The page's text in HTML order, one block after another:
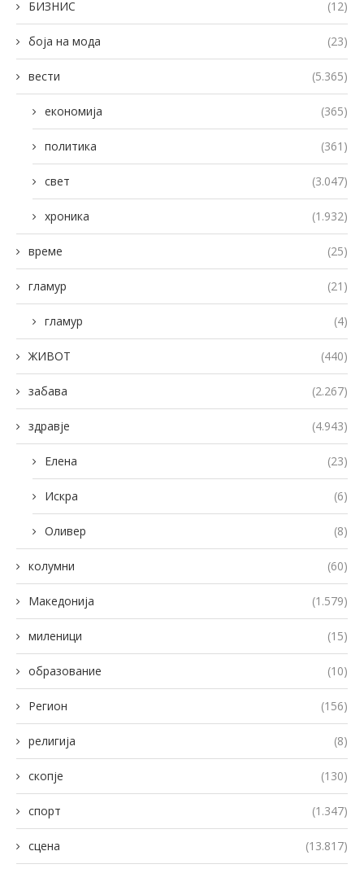
БИЗНИС (12)
боја на мода (23)
вести (5.365)
економија (365)
политика (361)
свет (3.047)
хроника (1.932)
време (25)
гламур (21)
гламур (4)
ЖИВОТ (440)
забава (2.267)
здравје (4.943)
Елена (23)
Искра (6)
Оливер (8)
колумни (60)
Македонија (1.579)
миленици (15)
образование (10)
Регион (156)
религија (8)
скопје (130)
спорт (1.347)
сцена (13.817)